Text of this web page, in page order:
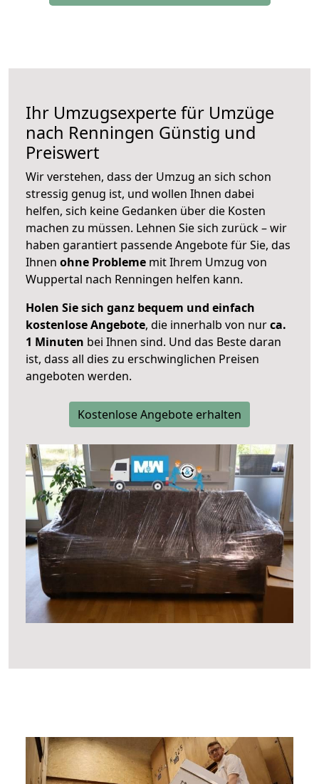
Ihr Umzugsexperte für Umzüge
nach Renningen Günstig und
Preiswert
Wir verstehen, dass der Umzug an sich schon
stressig genug ist, und wollen Ihnen dabei
helfen, sich keine Gedanken über die Kosten
machen zu müssen. Lehnen Sie sich zurück – wir
haben garantiert passende Angebote für Sie, das
Ihnen ohne Probleme mit Ihrem Umzug von
Wuppertal nach Renningen helfen kann.
Holen Sie sich ganz bequem und einfach
kostenlose Angebote, die innerhalb von nurca.
1 Minuten bei Ihnen sind. Und das Beste daran
ist, dass all dies zu erschwinglichen Preisen
angeboten werden.
Kostenlose Angebote erhalten